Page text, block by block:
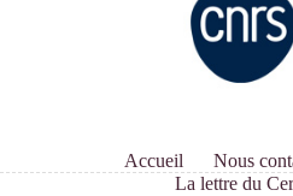
Accueil Nous
La lettre du